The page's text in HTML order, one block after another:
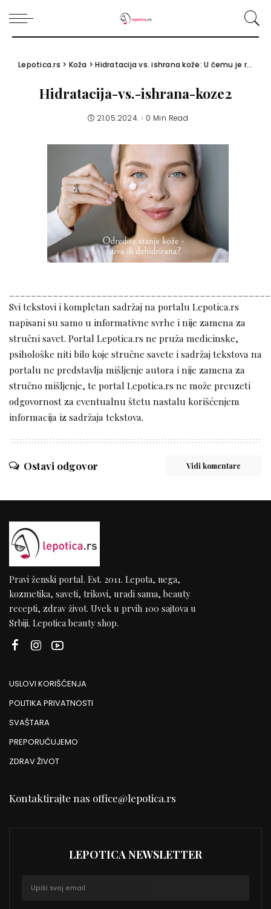
Lepotica.rs > Koža >Hidratacija vs. ishrana kože: U čemu je razlika?
Hidratacija-vs.-ishrana-koze2
21.05.2024. 0 Min Read
Svi tekstovi i kompletan sadržaj na portalu Lepotica.rs
napisani su samo u informativne svrhe i nije zamena za
stručni savet. Portal Lepotica.rs ne pruža medicinske,
psihološke niti bilo koje stručne savete i sadržaj tekstova na
portalu ne predstavlja mišljenje autora i nije zamena za
stručno mišljenje, te portal Lepotica.rs ne može preuzeti
odgovornost za eventualnu štetu nastalu korišćenjem
informacija iz sadržaja tekstova.
Ostavi odgovor Vidi komentare
Pravi ženski portal. Est. 2011. Lepota, nega,
kozmetika, saveti, trikovi, uradi sama, beauty
recepti, zdrav život. Uvek u prvih 100 sajtova u
Srbiji. Lepotica beauty shop.
USLOVI KORIŠĆENJA
POLITIKA PRIVATNOSTI
SVAŠTARA
PREPORUČUJEMO
ZDRAV ŽIVOT
Kontaktirajte nas office@lepotica.rs
LEPOTICA NEWSLETTER